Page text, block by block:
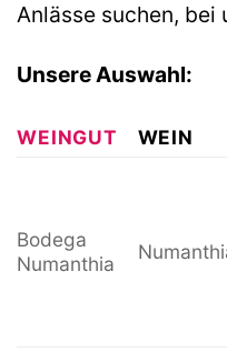
Anlässe suchen, bei
Unsere Auswahl:
WEINGUT WEIN
Bodega
Numanthia